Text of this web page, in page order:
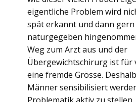
eigentliche Problem wird
spät erkannt und dann gern
naturgegeben
Weg zum Arzt aus und der
Übergewichtschirurg ist für
eine fremde Grösse.
Männer sensibilisiert